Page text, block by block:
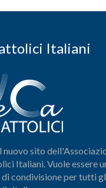
Italiani
nuovo sito
Italiani. Vuole essere
di condivisione per tutti